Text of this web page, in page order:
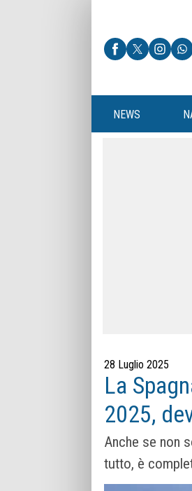
NEWS
28 Luglio 2025
La
2025,
Anche se non
tutto, è